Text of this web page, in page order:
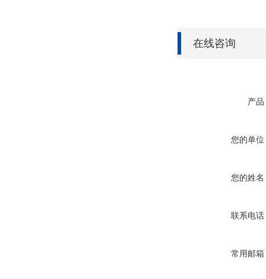
在线咨询
产品
您的单位
您的姓名
联系电话
常用邮箱